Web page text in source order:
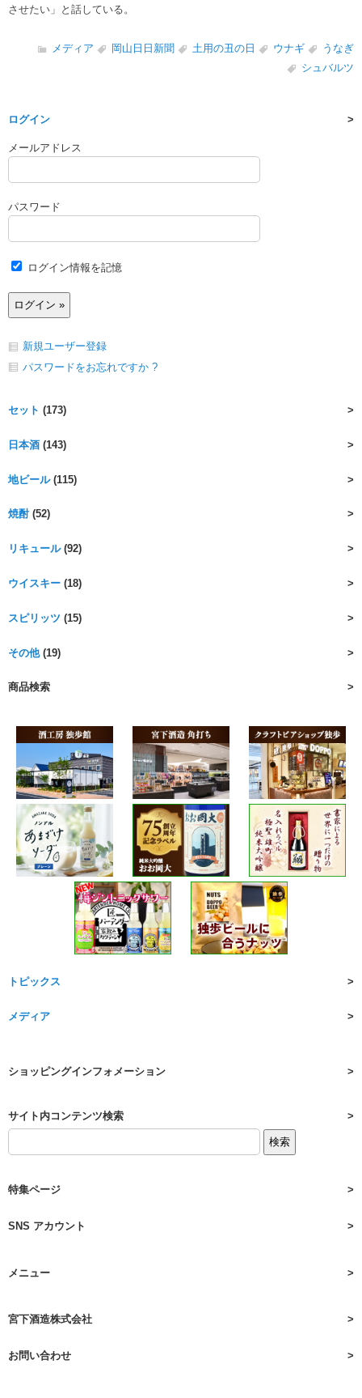
させたい」と話している。
メディア 岡山日日新聞 土用の丑の日 ウナギ
うなぎ
シュバルツ
ログイン
メールアドレス
パスワード
ログイン情報を記憶
新規ユーザー登録
パスワードをお忘れですか ?
セット (173)
日本酒 (143)
地ビール(115)
焼酎(52)
リキュール(92)
ウイスキー (18)
スピリッツ (15)
その他(19)
商品検索
トピックス
メディア
ショッピングインフォメーション
サイト内コンテンツ検索
特集ページ
SNS アカウント
メニュー
宮下酒造株式会社
お問い合わせ